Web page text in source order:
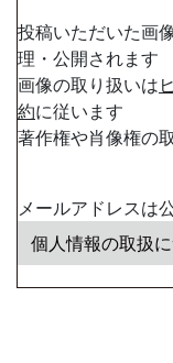
投稿いただいた画
理・公開されます
画像の取り扱いは
約に従います
著作権や肖像権の
メールアドレスは
個人情報の取扱